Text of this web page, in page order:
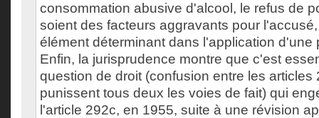
consommation abusive d'alcool, le refus de
soient des facteurs aggravants pour
élément déterminant dans l'application d'une
Enfin, la jurisprudence montre que c'est
question de droit (confusion entre les articles
punissent tous deux les voies de fait) qui
l'article 292c, en 1955, suite à une révision